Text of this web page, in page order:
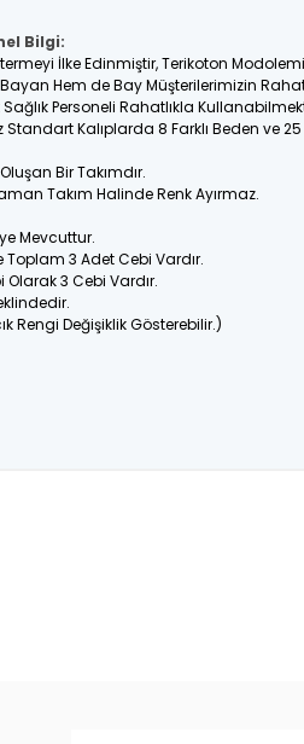
Bilgi:
İlke Edinmiştir, Terikoton
Hem de Bay Müşterilerimizin
Personeli Rahatlıkla
Kalıplarda 8 Farklı Beden ve
Bir Takımdır.
Takım Halinde Renk Ayırmaz.
Mevcuttur.
3 Adet Cebi Vardır.
3 Cebi Vardır.
Rengi Değişiklik Gösterebilir.)